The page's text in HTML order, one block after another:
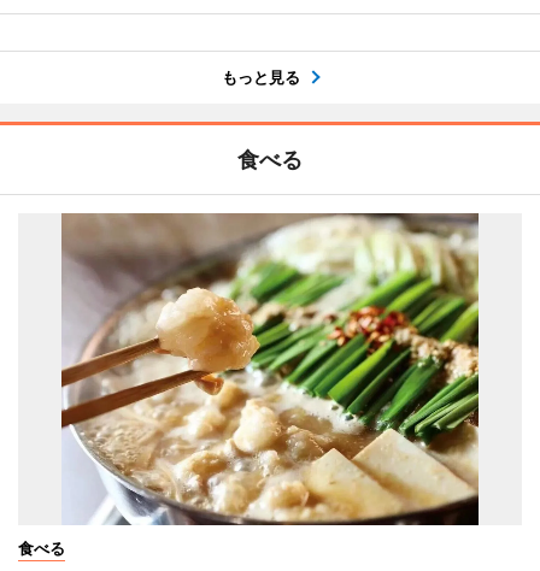
もっと見る
食べる
食べる